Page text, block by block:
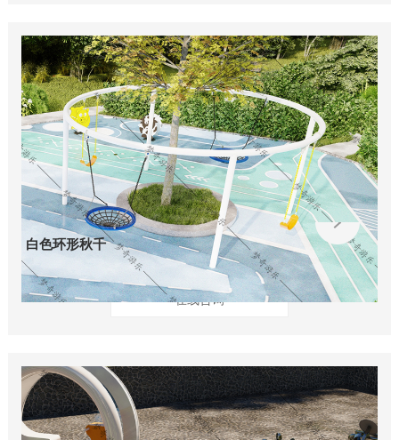
白色环形秋千
在线咨询